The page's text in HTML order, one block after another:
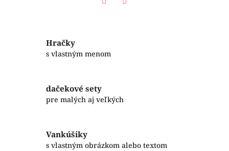
Hračky
s vlastným menom
dačekové sety
pre malých aj veľkých
Vankúšiky
s vlastným obrázkom alebo textom